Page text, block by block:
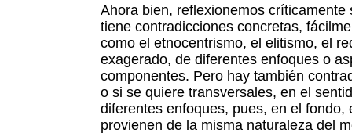
Ahora bien, reflexionemos
tiene contradicciones concretas,
como el etnocentrismo, el elitismo, el
exagerado, de diferentes enfoques o
componentes. Pero hay también
o si se quiere transversales, en el
diferentes enfoques, pues, en el fondo,
provienen de la misma naturaleza del